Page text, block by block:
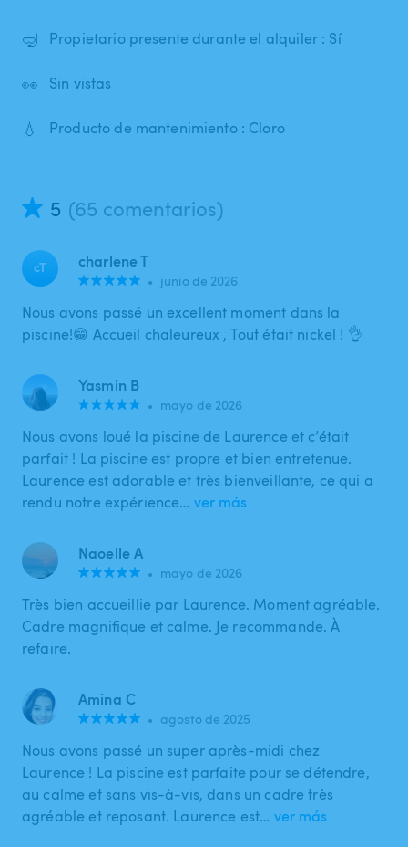
🤿 Propietario presente durante el alquiler : Sí
👀 Sin vistas
💧 Producto de mantenimiento : Cloro
5 (65 comentarios)
cT charlene T
• junio de 2026
Nous avons passé un excellent moment dans la
piscine!😁 Accueil chaleureux , Tout était nickel ! 👌
Yasmin B
• mayo de 2026
Nous avons loué la piscine de Laurence et c’était
parfait ! La piscine est propre et bien entretenue.
Laurence est adorable et très bienveillante, ce qui a
rendu notre expérience… ver más
Naoelle A
• mayo de 2026
Très bien accueillie par Laurence. Moment agréable.
Cadre magnifique et calme. Je recommande. À
refaire.
Amina C
• agosto de 2025
Nous avons passé un super après-midi chez
Laurence ! La piscine est parfaite pour se détendre,
au calme et sans vis-à-vis, dans un cadre très
agréable et reposant. Laurence est… ver más